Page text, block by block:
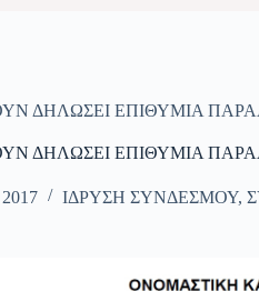
ΔΗΛΩΣΕΙ ΕΠΙΘΥΜΙΑ
ΔΗΛΩΣΕΙ ΕΠΙΘΥΜΙΑ
ΙΔΡΥΣΗ ΣΥΝΔΕΣΜΟΥ,